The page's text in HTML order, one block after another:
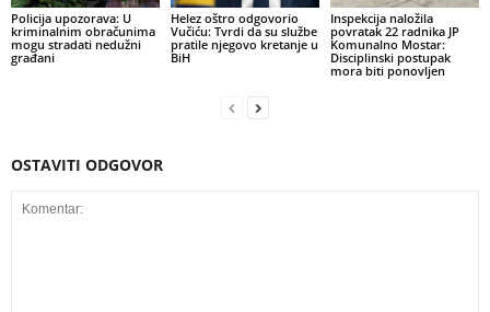
Policija upozorava: U
kriminalnim obračunima
mogu stradati nedužni
građani
Helez oštro odgovorio
Vučiću: Tvrdi da su službe
pratile njegovo kretanje u
BiH
Inspekcija naložila
povratak 22 radnika JP
Komunalno Mostar:
Disciplinski postupak
mora biti ponovljen
OSTAVITI ODGOVOR